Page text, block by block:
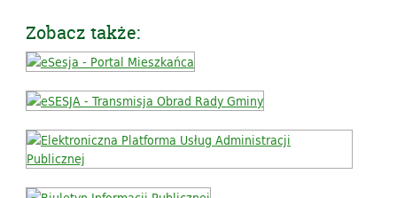
Zobacz także: